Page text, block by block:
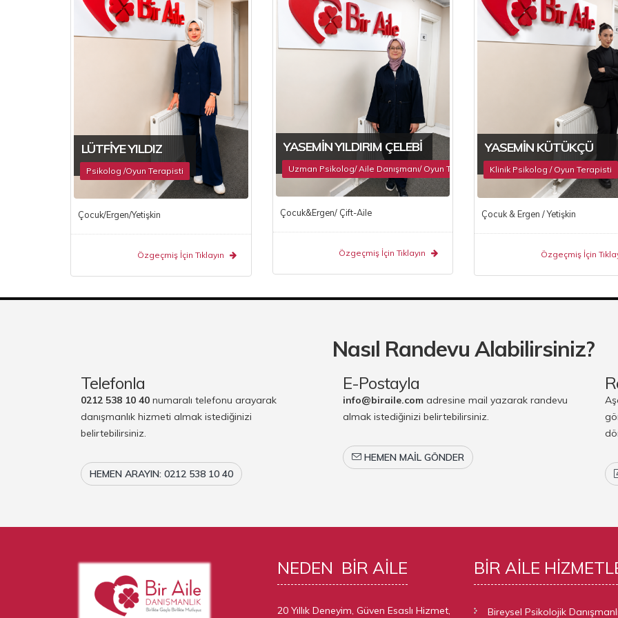
LÜTFIYE YILDIZ
Psikolog /Oyun Terapisti
Çocuk/Ergen/Yetişkin
Özgeçmiş İçin Tıklayın
YASEMIN YILDIRIM ÇELEBI
Uzman Psikolog/ Aile Danışmanı/ Oyun Terapisti
Çocuk&Ergen/ Çift-Aile
Özgeçmiş İçin Tıklayın
YASEMIN KÜTÜKÇÜ
Klinik Psikolog / Oyun Terapisti
Çocuk & Ergen / Yetişkin
Özgeçmiş İçin
Nasıl Randevu Alabilirsiniz?
Telefonla
0212 538 10 40 numaralı telefonu arayarak
danışmanlık hizmeti almak istediğinizi
belirtebilirsiniz.
HEMEN ARAYIN: 0212 538 10 40
E-Postayla
info@biraile.com adresine mail yazarak randevu
almak istediğinizi belirtebilirsiniz.
HEMEN MAIL GÖNDER
NEDEN BIR AILE
20 Yıllık Deneyim, Güven Esaslı Hizmet,
BIR AILE
Bireysel Psikolojik